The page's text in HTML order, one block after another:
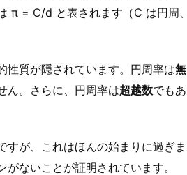
π = C/d と表されます（C は円周、
性質が隠されています。円周率は無
ん。さらに、円周率は超越数でもあ
が、これはほんの始まりに過ぎま
ないことが証明されています。